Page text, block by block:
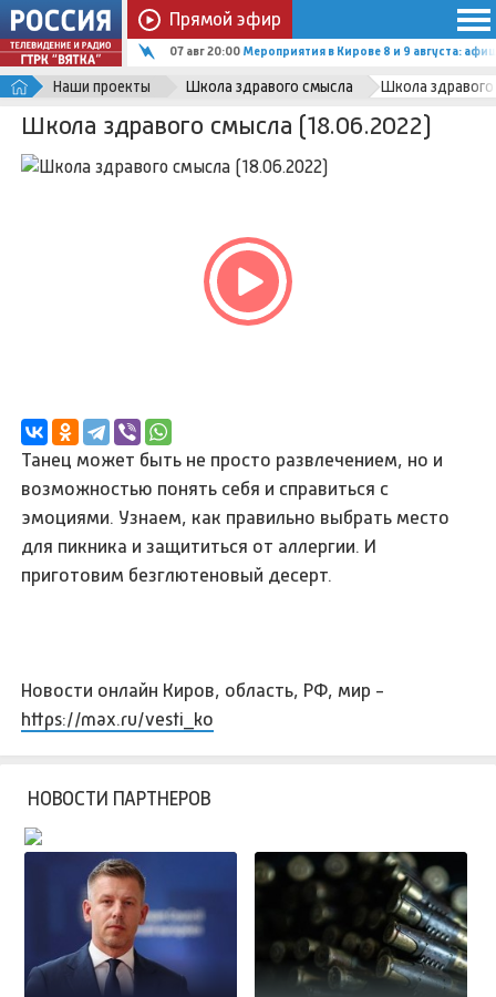
Прямой эфир
07 авг 20:00 Мероприятия в Кирове 8 и 9 августа:
Наши проекты Школа здравого смысла Школа
Школа здравого смысла (18.06.2022)
Танец может быть не просто развлечением, но и
возможностью понять себя и справиться с
эмоциями. Узнаем, как правильно выбрать место
для пикника и защититься от аллергии. И
приготовим безглютеновый десерт.
Новости онлайн Киров, область, РФ, мир -
https://max.ru/vesti_ko
НОВОСТИ ПАРТНЕРОВ